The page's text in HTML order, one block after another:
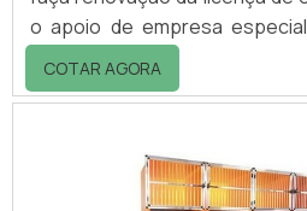
o apoio de empresa
de forma rápida e pratica o
renovação licença de
acostumados com a rotina
COTAR AGORA